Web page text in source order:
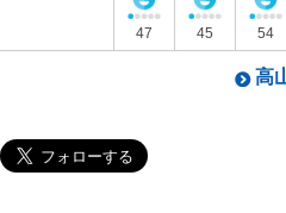
47 45 54
高